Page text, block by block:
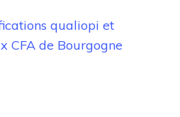
qualiopi et
CFA de Bourgogne